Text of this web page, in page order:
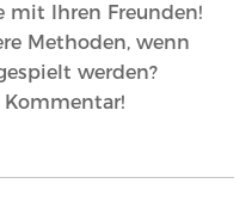
mit Ihren Freunden!
Methoden, wenn
werden?